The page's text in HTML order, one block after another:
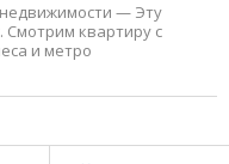
— Эту
квартиру с
и метро